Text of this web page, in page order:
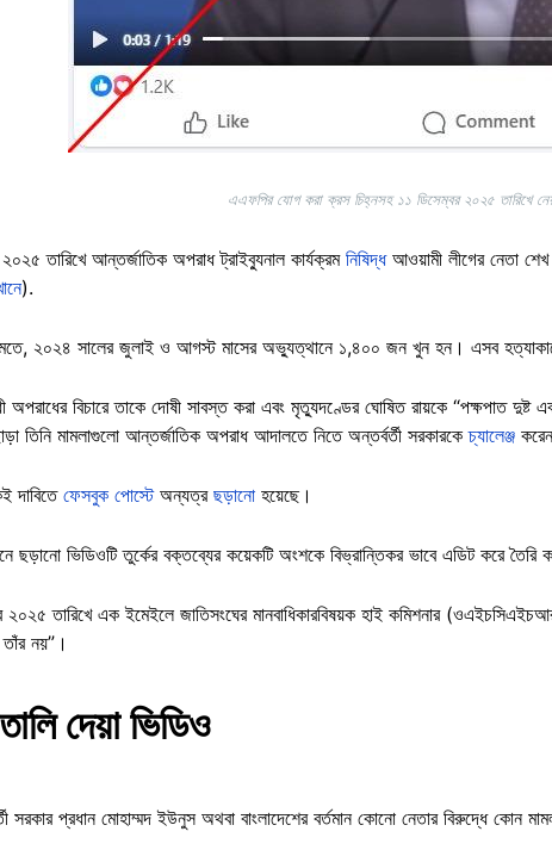
এএফপির যোগ করা ক্রস চিহ্নসহ ১১ ডিসেম্বর ২০২৫ তারিখে
তারিখে আন্তর্জাতিক অপরাধ ট্রাইব্যুনাল কার্যক্রম নিষিদ্ধআওয়ামী লীগের নেতা শেখ
).
২০২৪ সালের জুলাই ও আগস্ট মাসের অভ্যুত্থানে ১,৪০০ জন খুন হন। এসব
অপরাধের বিচারে তাকে দোষী সাবস্ত করা এবং মৃত্যুদণ্ডের ঘোষিত রায়কে “পক্ষপাত
তিনি মামলাগুলো আন্তর্জাতিক অপরাধ আদালতে নিতে অন্তর্বর্তী সরকারকেচ্যালেঞ্জ
দাবিতেফেসবুক পোস্টেঅন্যত্র ছড়ানো হয়েছে।
ছড়ানো ভিডিওটি তুর্কের বক্তব্যের কয়েকটি অংশকে বিভ্রান্তিকর ভাবে এডিট করে তৈরি
২০২৫ তারিখে এক ইমেইলে জাতিসংঘের মানবাধিকারবিষয়ক হাই কমিশনার
তাঁর নয়”।
দেয়া ভিডিও
সরকার প্রধান মোহাম্মদ ইউনুস অথবা বাংলাদেশের বর্তমান কোনো নেতার বিরুদ্ধে কোন